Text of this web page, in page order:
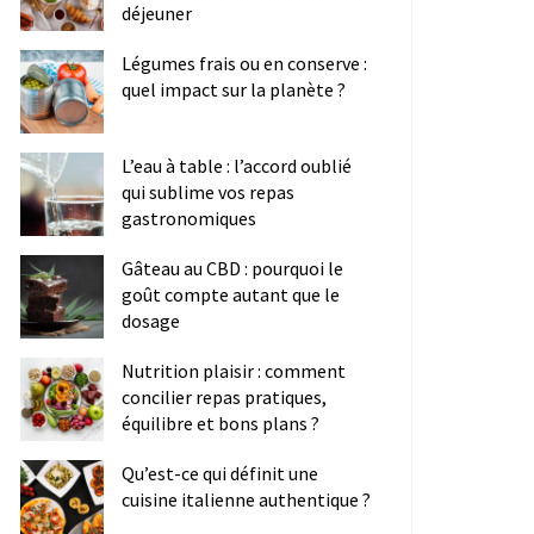
déjeuner
Légumes frais ou en conserve :
quel impact sur la planète ?
L’eau à table : l’accord oublié
qui sublime vos repas
gastronomiques
Gâteau au CBD : pourquoi le
goût compte autant que le
dosage
Nutrition plaisir : comment
concilier repas pratiques,
équilibre et bons plans ?
Qu’est-ce qui définit une
cuisine italienne authentique ?